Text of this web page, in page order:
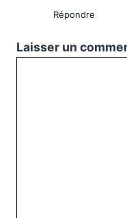
Répondre
Laisser un